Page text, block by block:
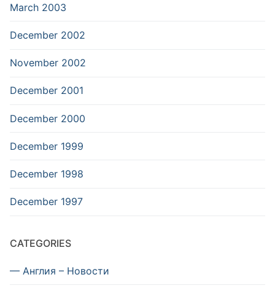
March 2003
December 2002
November 2002
December 2001
December 2000
December 1999
December 1998
December 1997
CATEGORIES
— Англия – Новости